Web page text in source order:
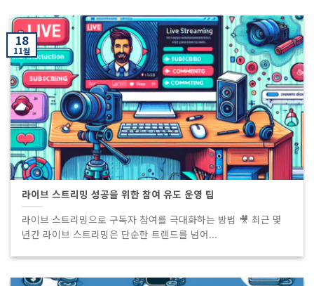
라이브 스트리밍 성공을 위한 참여 유도 운영 팁
라이브 스트리밍으로 구독자 참여를 극대화하는 방법 🎥 최근 몇
년간 라이브 스트리밍은 단순한 트렌드를 넘어...
18
11월